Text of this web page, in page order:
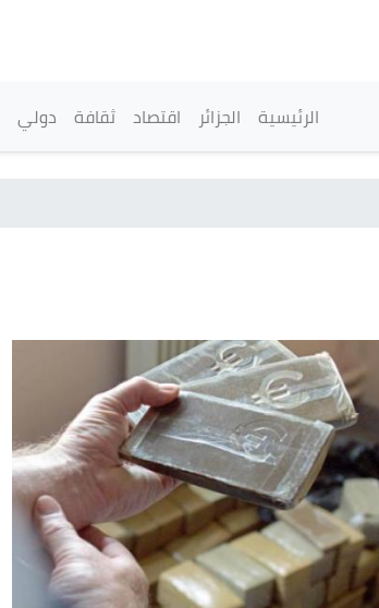
القائمة الرئيسية
الرئيسية الجزائر اقتصاد ثقافة دولي